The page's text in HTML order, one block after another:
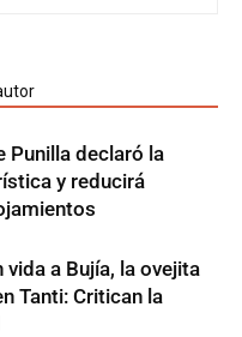
Punilla declaró la
y reducirá
vida a Bujía, la ovejita
Tanti: Critican la